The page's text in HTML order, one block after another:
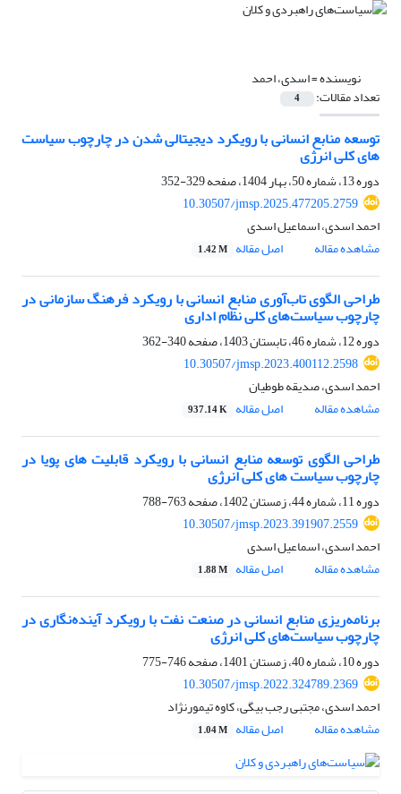
نویسنده =اسدی، احمد
تعداد مقالات: 4
توسعه منابع انسانی با رویکرد دیجیتالی شدن در چارچوب سیاست
های کلی انرژی
دوره 13، شماره 50، بهار 1404، صفحه
329-352
10.30507/jmsp.2025.477205.2759
احمد اسدی، اسماعیل اسدی
مشاهده مقاله
اصل مقاله 1.42 M
طراحی الگوی تاب‌آوری منابع انسانی با رویکرد فرهنگ سازمانی در
چارچوب سیاست‌های کلی نظام اداری
دوره 12، شماره 46، تابستان 1403، صفحه
340-362
10.30507/jmsp.2023.400112.2598
احمد اسدی، صدیقه طوطیان
مشاهده مقاله
اصل مقاله 937.14 K
طراحی الگوی توسعه منابع انسانی با رویکرد قابلیت های پویا در
چارچوب سیاست های کلی انرژی
دوره 11، شماره 44، زمستان 1402، صفحه
763-788
10.30507/jmsp.2023.391907.2559
احمد اسدی، اسماعیل اسدی
مشاهده مقاله
اصل مقاله 1.88 M
برنامه‌ریزی منابع انسانی در صنعت نفت با رویکرد آینده‌نگاری در
چارچوب سیاست‌های کلی انرژی
دوره 10، شماره 40، زمستان 1401، صفحه
746-775
10.30507/jmsp.2022.324789.2369
احمد اسدی، مجتبی رجب بیگی، کاوه تیمورنژاد
مشاهده مقاله
اصل مقاله 1.04 M